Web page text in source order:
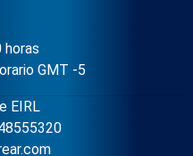
horas
GMT -5
EIRL